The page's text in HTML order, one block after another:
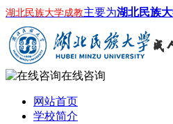
湖北民族大学成教主要为湖北民族
在线咨询
网站首页
学校简介